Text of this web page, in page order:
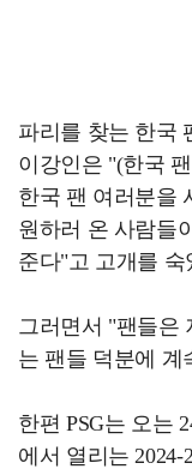
파리를 찾는 한국
이강인은 "(한국
한국 팬 여러분을
원하러 온 사람들
준다"고 고개를 숙
그러면서 "팬들은
는 팬들 덕분에 계
한편 PSG는 오는
에서 열리는 2024-